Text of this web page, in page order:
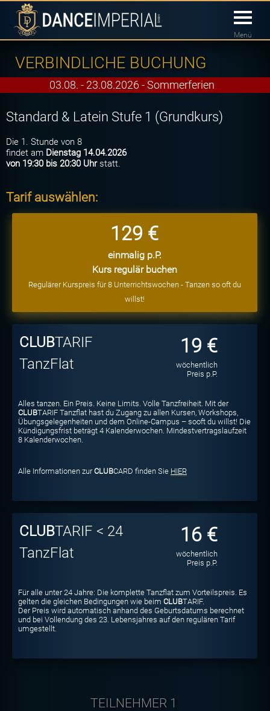
Menü
03.08. - 23.08.2026 - Sommerferien
VERBINDLICHE BUCHUNG
Standard & Latein Stufe 1 (Grundkurs)
Die 1. Stunde von 8
findet am Dienstag 14.04.2026
von 19:30 bis 20:30 Uhrstatt.
Tarif auswählen:
129 €
einmalig p.P.
Kurs regulär buchen
Regulärer Kurspreis für 8 Unterrichtswochen - Tanzen so oft du
willst!
CLUBTARIF
TanzFlat
19 €
wöchentlich
Preis p.P.
Alles tanzen. Ein Preis. Keine Limits. Volle Tanzfreiheit. Mit der
CLUBTARIF Tanzflat hast du Zugang zu allen Kursen, Workshops,
Übungsgelegenheiten und dem Online-Campus – sooft du willst! Die
Kündigungsfrist beträgt 4 Kalenderwochen. Mindestvertragslaufzeit
8 Kalenderwochen.
Alle Informationen zurCLUBCARD finden Sie HIER
CLUBTARIF < 24
TanzFlat
16 €
wöchentlich
Preis p.P.
Für alle unter 24 Jahre: Die komplette Tanzflat zum Vorteilspreis. Es
gelten die gleichen Bedingungen wie beim CLUBTARIF.
Der Preis wird automatisch anhand des Geburtsdatums berechnet
und bei Vollendung des 23. Lebensjahres auf den regulären Tarif
umgestellt.
TEILNEHMER 1